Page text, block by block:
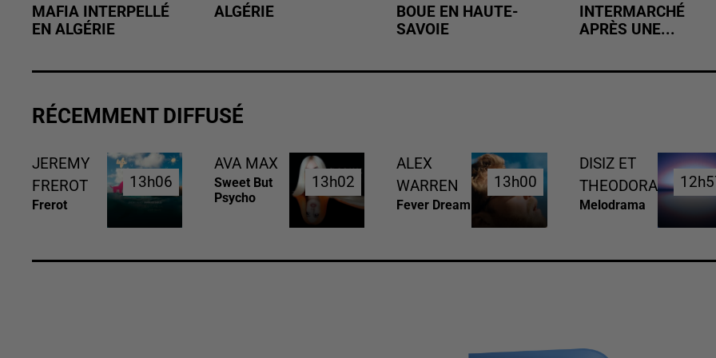
MAFIA INTERPELLÉ
EN ALGÉRIE
ALGÉRIE
BOUE EN HAUTE-
SAVOIE
INTERMARCHÉ
APRÈS UNE...
RÉCEMMENT DIFFUSÉ
JEREMY
FREROT
Frerot
13h06
13h06
AVA MAX
Sweet But
Psycho
13h02
13h02
ALEX
WARREN
Fever Dream
13h00
13h00
DISIZ ET
THEODORA
Melodrama